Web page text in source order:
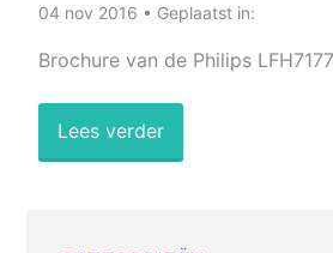
04 nov 2016 • Geplaatst in:
Brochure van de Philips
Lees verder